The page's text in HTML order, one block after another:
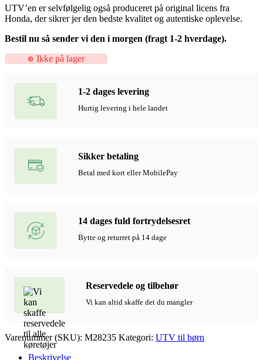
UTV’en er selvfølgelig også produceret på original licens fra
Honda, der sikrer jer den bedste kvalitet og autentiske oplevelse.
Bestil nu så sender vi den i morgen (fragt 1-2 hverdage).
Ikke på lager
1-2 dages levering
Hurtig levering i hele landet
Sikker betaling
Betal med kort eller MobilePay
14 dages fuld fortrydelsesret
Bytte og returret på 14 dage
Reservedele og tilbehør
Vi kan altid skaffe det du mangler
Varenummer (SKU): M28235 Kategori: UTV til børn
Beskrivelse